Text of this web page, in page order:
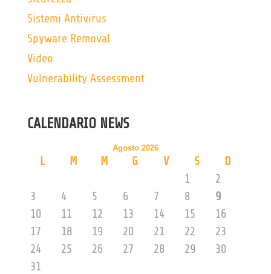
Sistemi Antivirus
Spyware Removal
Video
Vulnerability Assessment
CALENDARIO NEWS
Agosto 2026
L M M G V S
D
1
2
3
4 5 6 7 8
9
10
11 12 13 14 15
16
17
18 19 20 21 22
23
24
25 26 27 28 29
30
31